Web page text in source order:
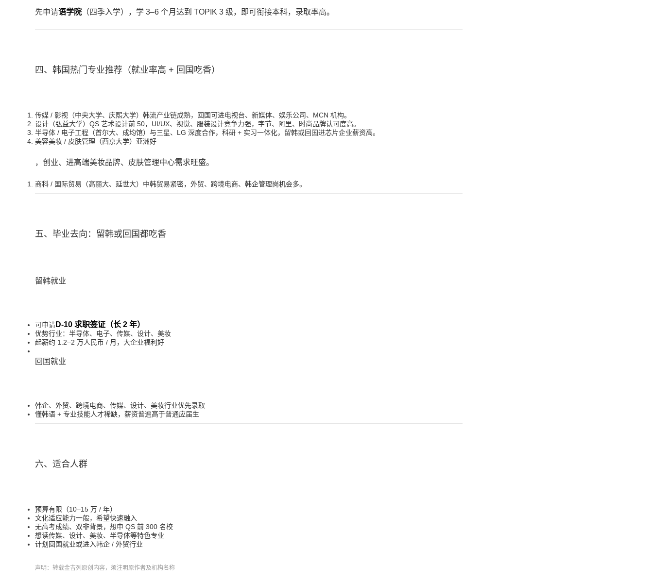
先申请语学院 （四季入学），学 3–6 个月达到 TOPIK 3 级，即可衔接本科，录取率高。
四、韩国热门专业推荐（就业率高 + 回国吃香）
传媒 / 影视（中央大学、庆熙大学）韩流产业链成熟，回国可进电视台、新媒体、娱乐公司、MCN 机构。
设计（弘益大学）QS 艺术设计前 50，UI/UX、视觉、服装设计竞争力强，字节、阿里、时尚品牌认可度高。
半导体 / 电子工程（首尔大、成均馆）与三星、LG 深度合作，科研 + 实习一体化，留韩或回国进芯片企业薪资高。
美容美妆 / 皮肤管理（西京大学）亚洲好
，创业、进高端美妆品牌、皮肤管理中心需求旺盛。
商科 / 国际贸易（高丽大、延世大）中韩贸易紧密，外贸、跨境电商、韩企管理岗机会多。
五、毕业去向：留韩或回国都吃香
留韩就业
可申请D-10 求职签证（长 2 年）
优势行业：半导体、电子、传媒、设计、美妆
起薪约 1.2–2 万人民币 / 月，大企业福利好
回国就业
韩企、外贸、跨境电商、传媒、设计、美妆行业优先录取
懂韩语 + 专业技能人才稀缺，薪资普遍高于普通应届生
六、适合人群
预算有限（10–15 万 / 年）
文化适应能力一般，希望快速融入
无高考成绩、双非背景，想申 QS 前 300 名校
想读传媒、设计、美妆、半导体等特色专业
计划回国就业或进入韩企 / 外贸行业
声明：转载金吉列原创内容，须注明原作者及机构名称